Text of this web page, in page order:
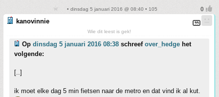
• dinsdag 5 januari 2016 @ 08:40 • 105
kanovinnie
Wie dit leest is gek!
Op dinsdag 5 januari 2016 08:38 schreef over_hedge het
volgende:
[..]
ik moet elke dag 5 min fietsen naar de metro en dat vind ik al kut.